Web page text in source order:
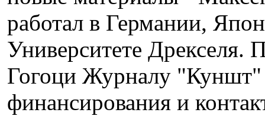
работал в Германии,
Университете
Гогоци Журналу "Куншт"
финансирования и